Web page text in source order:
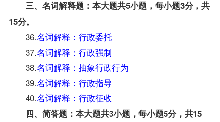
三、名词解释题：本大题共5小题，每小题3分，共
15分。
36.名词解释：行政委托
37.名词解释：行政强制
38.名词解释：抽象行政行为
39.名词解释：行政指导
40.名词解释：行政征收
四、简答题：本大题共3小题，每小题5分，共15